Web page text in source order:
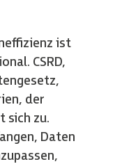
ist
CSRD,
der
sich zu.
Daten